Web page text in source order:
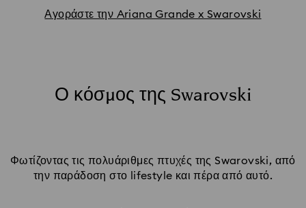
Αγοράστε την Ariana Grande x Swarovski
Ο κόσμος της Swarovski
Φωτίζοντας τις πολυάριθμες πτυχές της Swarovski, από
την παράδοση στο lifestyle και πέρα από αυτό.